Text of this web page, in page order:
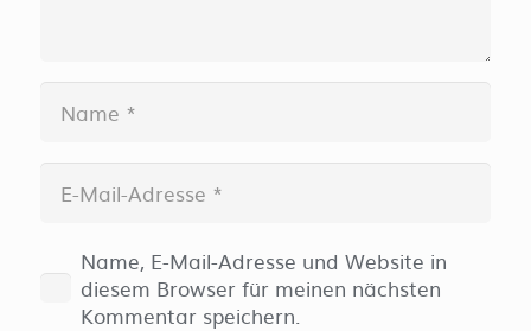
Name, E-Mail-Adresse und Website in
diesem Browser für meinen nächsten
Kommentar speichern.